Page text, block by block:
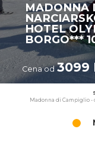
MADONNA
HOTEL
BORGO***
Cena od 3099
Madonna di Campiglio -